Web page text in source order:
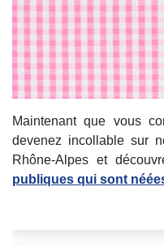
Maintenant que vous
devenez incollable sur
Rhône-Alpes et
publiques qui sont